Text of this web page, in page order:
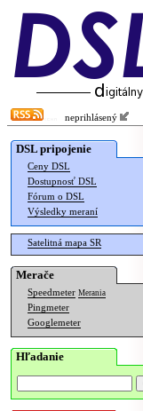
neprihlásený
DSL pripojenie
Ceny DSL
Dostupnosť DSL
Fórum o DSL
Výsledky meraní
Satelitná mapa SR
Merače
Speedmeter Merania
Pingmeter
Googlemeter
Hľadanie